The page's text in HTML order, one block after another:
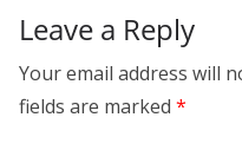
Leave a Reply
Your email address will
fields are marked *